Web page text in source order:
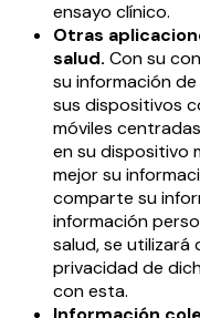
ensayo clínico.
Otras
salud. Con su
su información
sus dispositivos
móviles
en su dispositivo
mejor su
comparte su
información
salud, se
privacidad de
con esta.